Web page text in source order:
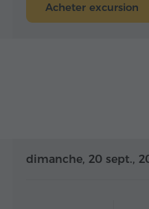
Acheter excursion
dimanche, 20 sept.,